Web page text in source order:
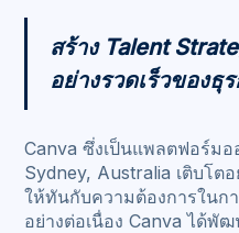
สร้าง Talent
อย่างรวดเร็วของธุ
Canva ซึ่งเป็นแพลตฟอร์ม
Sydney, Australia เติบโตอ
ให้ทันกับความต้องการในก
อย่างต่อเนื่อง Canva ได้พั